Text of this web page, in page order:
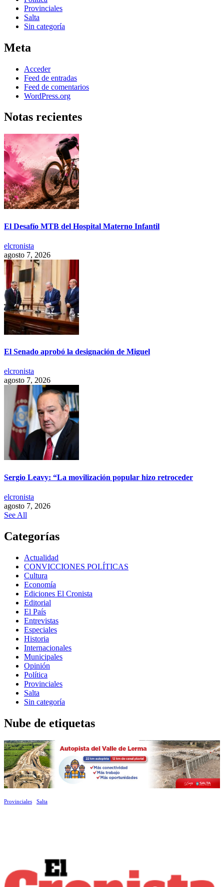
Provinciales
Salta
Sin categoría
Meta
Acceder
Feed de entradas
Feed de comentarios
WordPress.org
Notas recientes
El Desafío MTB del Hospital Materno Infantil
elcronista
agosto 7, 2026
El Senado aprobó la designación de Miguel
elcronista
agosto 7, 2026
Sergio Leavy: “La movilización popular hizo retroceder
elcronista
agosto 7, 2026
See All
Categorías
Actualidad
CONVICCIONES POLÍTICAS
Cultura
Economía
Ediciones El Cronista
Editorial
El País
Entrevistas
Especiales
Historia
Internacionales
Municipales
Opinión
Política
Provinciales
Salta
Sin categoría
Nube de etiquetas
Provinciales Salta